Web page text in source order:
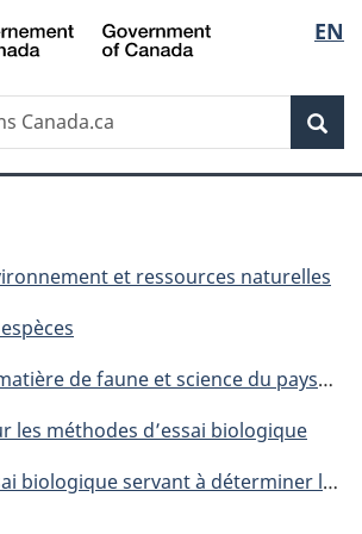
Passer
au
principal
Passer
à
Au
du
Passer
à
version
simplifiée
de
la
EN
et ressources naturelles
de faune et science du paysage
les méthodes d’essai biologique
à déterminer la toxicité des sédiments à l’aide d’une bactérie luminescente